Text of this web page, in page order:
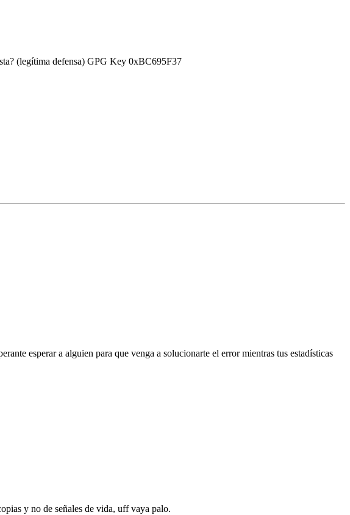
(legítima defensa) GPG Key 0xBC695F37
esperar a alguien para que venga a solucionarte el error mientras tus estadísticas
y no de señales de vida, uff vaya palo.